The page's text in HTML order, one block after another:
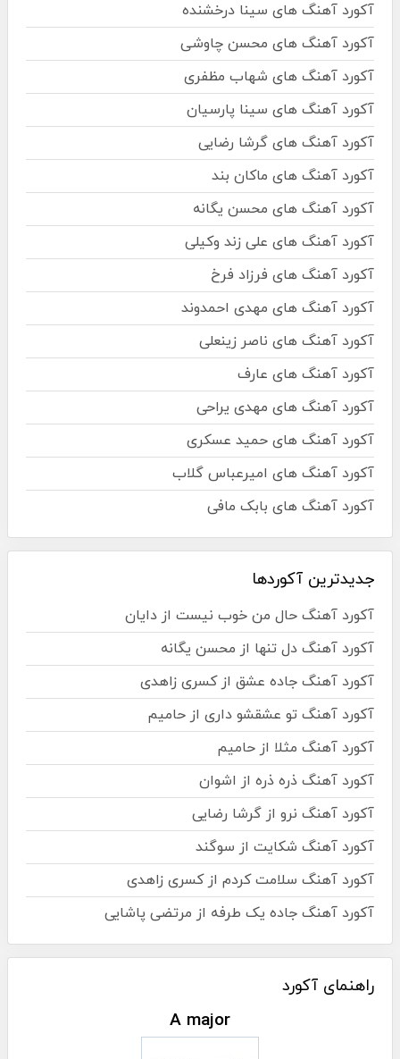
آکورد آهنگ های سینا درخشنده
آکورد آهنگ های محسن چاوشی
آکورد آهنگ های شهاب مظفری
آکورد آهنگ های سینا پارسیان
آکورد آهنگ های گرشا رضایی
آکورد آهنگ های ماکان بند
آکورد آهنگ های محسن یگانه
آکورد آهنگ های علی زند وکیلی
آکورد آهنگ های فرزاد فرخ
آکورد آهنگ های مهدی احمدوند
آکورد آهنگ های ناصر زینعلی
آکورد آهنگ های عارف
آکورد آهنگ های مهدی یراحی
آکورد آهنگ های حمید عسکری
آکورد آهنگ های امیرعباس گلاب
آکورد آهنگ های بابک مافی
جدیدترین آکوردها
آکورد آهنگ حال من خوب نیست از دایان
آکورد آهنگ دل تنها از محسن یگانه
آکورد آهنگ جاده عشق از کسری زاهدی
آکورد آهنگ تو عشقشو داری از حامیم
آکورد آهنگ مثلا از حامیم
آکورد آهنگ ذره ذره از اشوان
آکورد آهنگ نرو از گرشا رضایی
آکورد آهنگ شکایت از سوگند
آکورد آهنگ سلامت کردم از کسری زاهدی
آکورد آهنگ جاده یک طرفه از مرتضی پاشایی
راهنمای آکورد
A major